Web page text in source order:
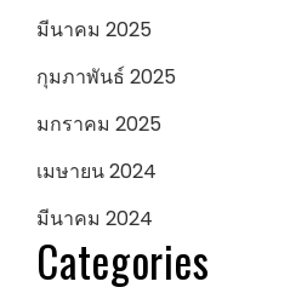
มีนาคม 2025
กุมภาพันธ์ 2025
มกราคม 2025
เมษายน 2024
มีนาคม 2024
Categories